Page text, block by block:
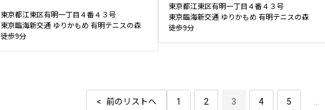
東京都江東区有明一丁目４番４３号
東京臨海新交通 ゆりかもめ 有明テニスの森
徒歩9分
東京都江東区有明一丁目４番４３号
東京臨海新交通 ゆりかもめ 有明テニスの森
徒歩9分
前のリストへ 1 2 3 4 5 ...